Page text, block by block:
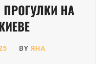
ПРОГУЛКИ НА
BY ЯНА